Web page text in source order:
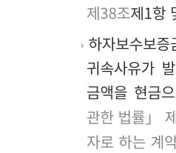
제38조제1항
하자보수보
귀속사유가
금액을 현금
관한 법률」
자로 하는 계